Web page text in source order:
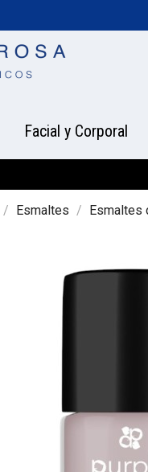
Facial y Corporal
Esmaltes Esmaltes